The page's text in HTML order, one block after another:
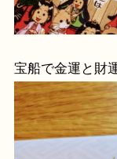
宝船で金運と財